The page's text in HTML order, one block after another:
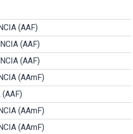
(AAF)
(AAF)
(AAF)
(AAmF)
(AAF)
(AAmF)
(AAmF)